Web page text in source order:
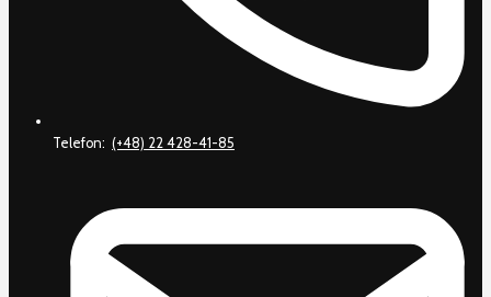
Telefon: (+48) 22 428-41-85